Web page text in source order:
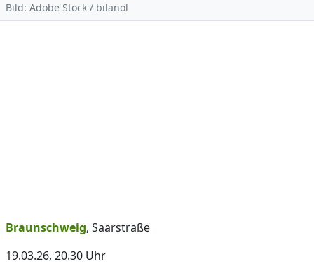
Bild: Adobe Stock / bilanol
Braunschweig, Saarstraße
19.03.26, 20.30 Uhr